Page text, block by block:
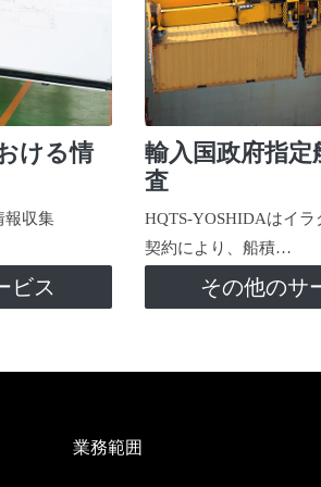
ける情
報収集
ビス
輸入国政府指定
査
HQTS-YOSHIDAはイ
契約により、船積…
その他のサ
業務範囲